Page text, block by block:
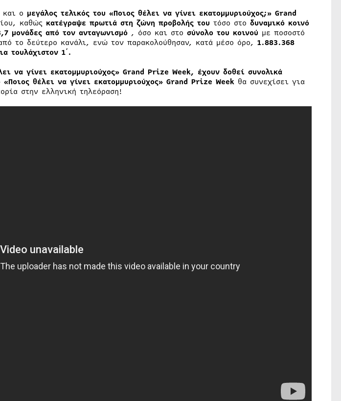
και ο μεγάλος τελικός του «Ποιος θέλει να γίνει εκατομμυριούχος;» Grand
καθώς κατέγραψε πρωτιά στη ζώνη προβολής του τόσο στο δυναμικό κοινό
μονάδες από τον ανταγωνισμό, όσο και στο σύνολο του κοινού με ποσοστό
το δεύτερο κανάλι, ενώ τον παρακολούθησαν, κατά μέσο όρο, 1.883.368
τουλάχιστον 1΄.
να γίνει εκατομμυριούχος» Grand Prize Week, έχουν δοθεί συνολικά
«Ποιος θέλει να γίνει εκατομμυριούχος» Grand Prize Weekθα συνεχίσει για
στην ελληνική τηλεόραση!